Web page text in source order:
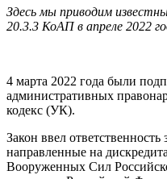
Здесь мы приводим
20.3.3 КоАП в апреле 2022
4 марта 2022 года были
административных
кодекс (УК).
Закон ввел
направленные на
Вооруженных Сил